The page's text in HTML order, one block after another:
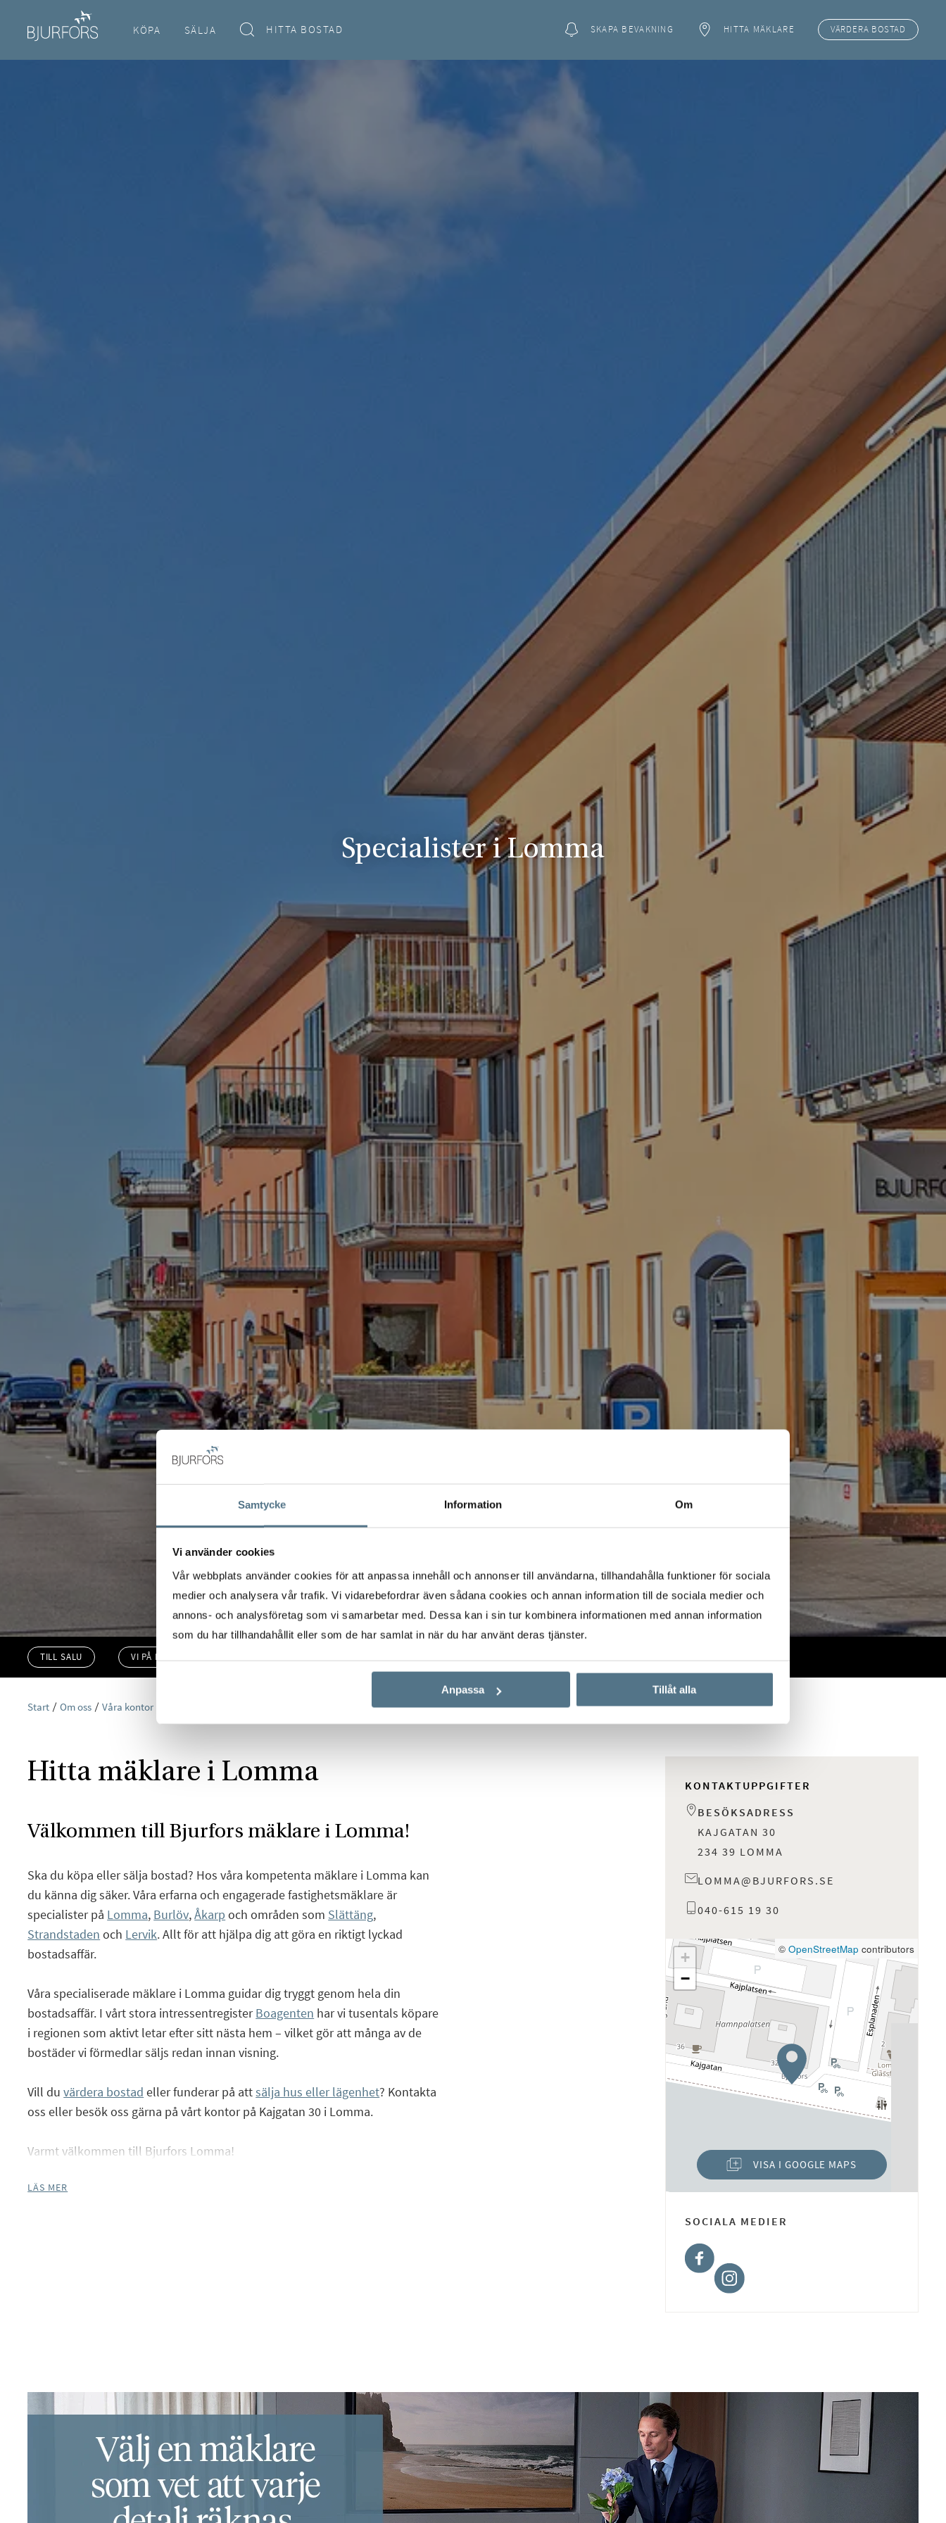
Samtycke Information Om
Vi använder cookies
Vår webbplats använder cookies för att anpassa innehåll och annonser till användarna, tillhandahålla funktioner för sociala
medier och analysera vår trafik. Vi vidarebefordrar även sådana cookies och annan information till de sociala medier och
annons- och analysföretag som vi samarbetar med. Dessa kan i sin tur kombinera informationen med annan information
som du har tillhandahållit eller som de har samlat in när du har använt deras tjänster.
Anpassa Tillåt alla
KÖPA SÄLJA HITTA BOSTAD SKAPA BEVAKNING HITTA MÄKLARE VÄRDERA BOSTAD
Specialister i Lomma
TILL SALU VI PÅ KONTORET
Start Om oss Våra kontor
Hitta mäklare i Lomma
Välkommen till Bjurfors mäklare i Lomma!
Ska du köpa eller sälja bostad? Hos våra kompetenta mäklare i Lomma kan
du känna dig säker. Våra erfarna och engagerade fastighetsmäklare är
specialister på Lomma, Burlöv,Åkarp och områden som Slättäng,
Strandstaden och Lervik. Allt för att hjälpa dig att göra en riktigt lyckad
bostadsaffär.
Våra specialiserade mäklare i Lomma guidar dig tryggt genom hela din
bostadsaffär. I vårt stora intressentregisterBoagenten har vi tusentals köpare
i regionen som aktivt letar efter sitt nästa hem – vilket gör att många av de
bostäder vi förmedlar säljs redan innan visning.
Vill duvärdera bostad eller funderar på attsälja hus eller lägenhet? Kontakta
oss eller besök oss gärna på vårt kontor på Kajgatan 30 i Lomma.
Varmt välkommen till Bjurfors Lomma!
LÄS MER
KONTAKTUPPGIFTER
BESÖKSADRESS
KAJGATAN 30
234 39 LOMMA
LOMMA@BJURFORS.SE
040-615 19 30
+
−
© OpenStreetMap contributors
VISA I GOOGLE MAPS
(ÖPPNAS I NYTT FÖNSTER)
SOCIALA MEDIER